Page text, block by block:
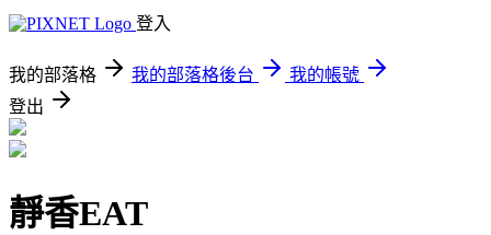
登入
我的部落格 我的部落格後台
我的帳號
登出
靜香EAT